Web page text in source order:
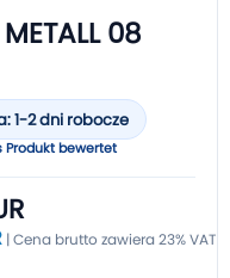
08
1-2 dni robocze
Produkt bewertet